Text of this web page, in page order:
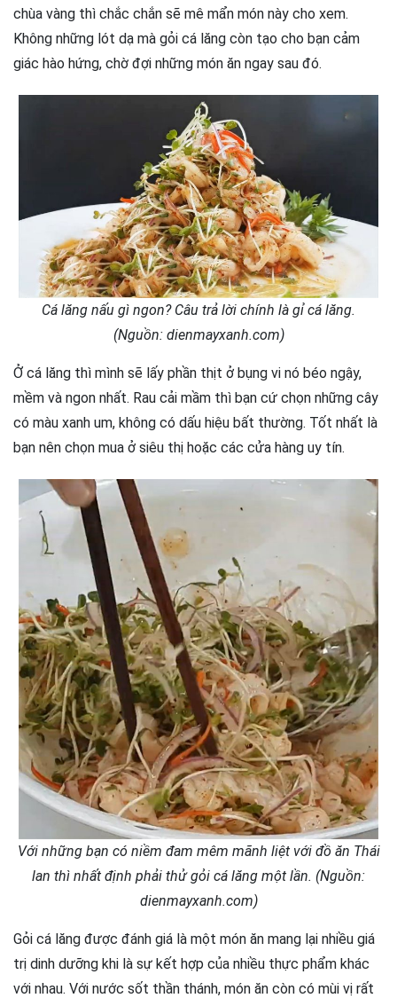
chùa vàng thì chắc chắn sẽ mê mẩn món này cho xem.
Không những lót dạ mà gỏi cá lăng còn tạo cho bạn cảm
giác hào hứng, chờ đợi những món ăn ngay sau đó.
Cá lăng nấu gì ngon? Câu trả lời chính là gỉ cá lăng.
(Nguồn: dienmayxanh.com)
Ở cá lăng thì mình sẽ lấy phần thịt ở bụng vi nó béo ngậy,
mềm và ngon nhất. Rau cải mầm thì bạn cứ chọn những cây
có màu xanh um, không có dấu hiệu bất thường. Tốt nhất là
bạn nên chọn mua ở siêu thị hoặc các cửa hàng uy tín.
Với những bạn có niềm đam mêm mãnh liệt với đồ ăn Thái
lan thì nhất định phải thử gỏi cá lăng một lần. (Nguồn:
dienmayxanh.com)
Gỏi cá lăng được đánh giá là một món ăn mang lại nhiều giá
trị dinh dưỡng khi là sự kết hợp của nhiều thực phẩm khác
với nhau. Với nước sốt thần thánh, món ăn còn có mùi vị rất